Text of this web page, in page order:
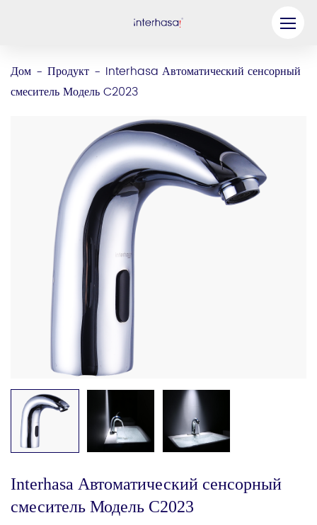
Дом - Продукт - Interhasa Автоматический сенсорный
смеситель Модель C2023
Interhasa Автоматический сенсорный
смеситель Модель C2023
Компания
Станьте нашим партнером
Связаться с нами